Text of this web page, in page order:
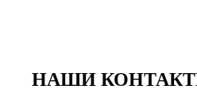
НАШИ